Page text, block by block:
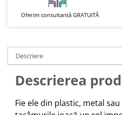
Oferim consultanță GRATUITĂ
Descriere
Descrierea
Fie ele din plastic, metal